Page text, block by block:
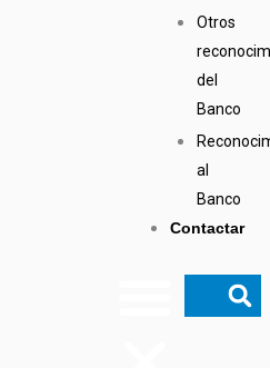
Otros
del
Banco
al
Banco
Contactar